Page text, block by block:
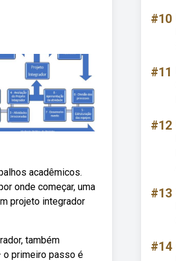
acadêmicos.
onde começar, uma
projeto integrador
também
o primeiro passo é
#10
#11
#12
#13
#14